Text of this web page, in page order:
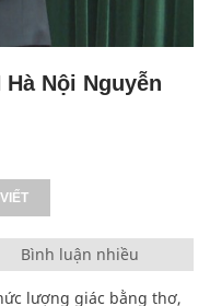
Nội Nguyễn
Bình luận nhiều
lượng giác bằng thơ,